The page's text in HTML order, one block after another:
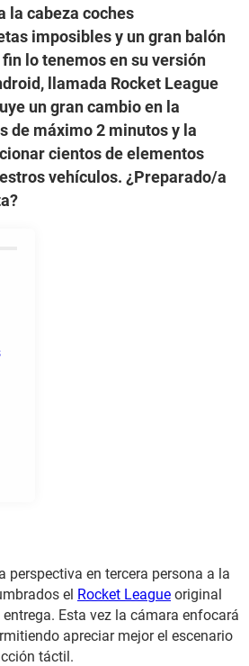
la cabeza coches
imposibles y un gran balón
lo tenemos en su versión
llamada Rocket League
un gran cambio en la
de máximo 2 minutos y la
cientos de elementos
vehículos. ¿Preparado/a
perspectiva en tercera persona a la
el Rocket League original
Esta vez la cámara enfocará
apreciar mejor el escenario
táctil.